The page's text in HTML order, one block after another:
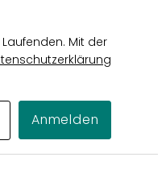
Mit der
Anmelden